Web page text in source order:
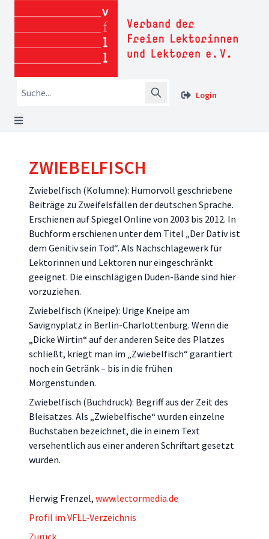
Login
ZWIEBELFISCH
Zwiebelfisch (Kolumne): Humorvoll geschriebene
Beiträge zu Zweifelsfällen der deutschen Sprache.
Erschienen auf Spiegel Online von 2003 bis 2012. In
Buchform erschienen unter dem Titel „Der Dativ ist
dem Genitiv sein Tod“. Als Nachschlagewerk für
Lektorinnen und Lektoren nur eingeschränkt
geeignet. Die einschlägigen Duden-Bände sind hier
vorzuziehen.
Zwiebelfisch (Kneipe): Urige Kneipe am
Savignyplatz in Berlin-Charlottenburg. Wenn die
„Dicke Wirtin“ auf der anderen Seite des Platzes
schließt, kriegt man im „Zwiebelfisch“ garantiert
noch ein Getränk – bis in die frühen
Morgenstunden.
Zwiebelfisch (Buchdruck): Begriff aus der Zeit des
Bleisatzes. Als „Zwiebelfische“ wurden einzelne
Buchstaben bezeichnet, die in einem Text
versehentlich aus einer anderen Schriftart gesetzt
wurden.
Herwig Frenzel, www.lectormedia.de
Profil im VFLL-Verzeichnis
Zurück